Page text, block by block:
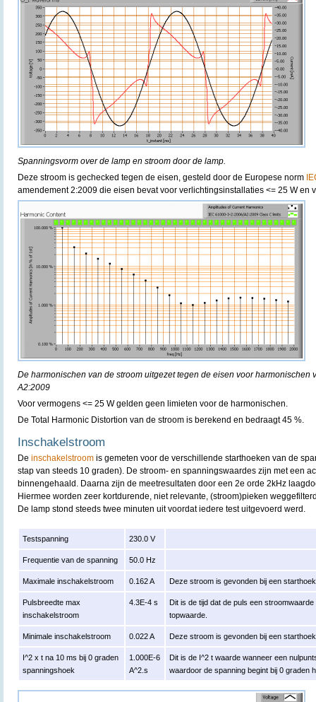
Spanningsvorm over de lamp en stroom door de lamp.
Deze stroom is gechecked tegen de eisen, gesteld door de Europese norm
amendement 2:2009 die eisen bevat voor verlichtingsinstallaties <= 25 W en
De harmonischen van de stroom uitgezet tegen de eisen voor harmonischen
A2:2009
Voor vermogens <= 25 W gelden geen limieten voor de harmonischen.
De Total Harmonic Distortion van de stroom is berekend en bedraagt 45 %.
Inschakelstroom
De inschakelstroom is gemeten voor de verschillende starthoeken van de
stap van steeds 10 graden). De stroom- en spanningswaardes zijn met een
binnengehaald. Daarna zijn de meetresultaten door een 2e orde 2kHz
Hiermee worden zeer kortdurende, niet relevante, (stroom)pieken
De lamp stond steeds twee minuten uit voordat iedere test uitgevoerd werd.
Testspanning 230.0 V
Frequentie van de spanning 50.0 Hz
Maximale inschakelstroom 0.162 A Deze stroom is gevonden bij een
Pulsbreedte max
inschakelstroom
4.3E-4 s
Dit is de tijd dat de puls een
topwaarde.
Minimale inschakelstroom 0.022 A Deze stroom is gevonden bij een
I^2 x t na 10 ms bij 0 graden
spanningshoek
1.000E-6
A^2.s
Dit is de I^2 t waarde wanneer een
waardoor de spanning begint bij 0 graden